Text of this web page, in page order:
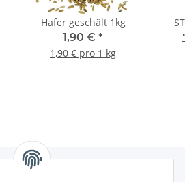
Hafer geschält 1kg
1,90 € *
1,90 € pro 1 kg